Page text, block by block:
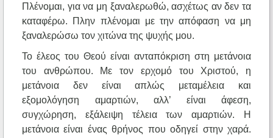
Πλένομαι, για να μη ξαναλερωθώ, ασχέτως αν δεν τα
καταφέρω. Πλην πλένομαι με την απόφαση να μη
ξαναλερώσω τον χιτώνα της ψυχής μου.
Το έλεος του Θεού είναι ανταπόκριση στη μετάνοια
του ανθρώπου. Με τον ερχομό του Χριστού, η
μετάνοια δεν είναι απλώς μεταμέλεια και
εξομολόγηση αμαρτιών, αλλ’ είναι άφεση,
συγχώρηση, εξάλειψη τέλεια των αμαρτιών. Η
μετάνοια είναι ένας θρήνος που οδηγεί στην χαρά.